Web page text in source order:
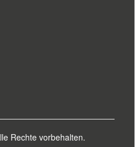
Rechte vorbehalten.